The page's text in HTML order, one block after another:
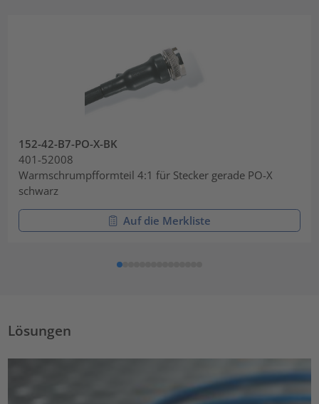
152-42-B7-PO-X-BK
401-52008
Warmschrumpfformteil 4:1 für Stecker gerade PO-X
schwarz
Auf die Merkliste
Lösungen